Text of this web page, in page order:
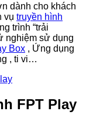
dành cho khách
vụ truyền hình
trình “trải
nghiệm sử dụng
Box , Ứng dụng
, ti vi…
FPT Play